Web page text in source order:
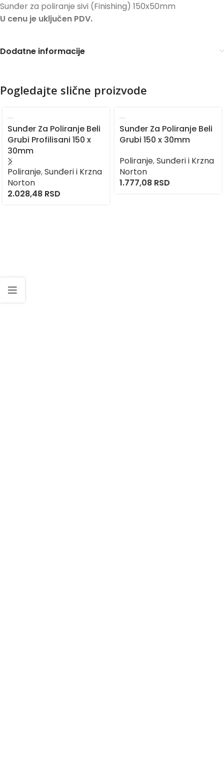
Sunđer za poliranje sivi (Finishing) 150x50mm
U cenu je uključen PDV.
Dodatne informacije
Pogledajte slične proizvode
Sunđer Za Poliranje Beli
Grubi Profilisani 150 x
30mm
Poliranje,Sunđeri i Krzna
Norton
2.028,48 RSD
Sunđer Za Poliranje Beli
Grubi 150 x 30mm
Poliranje,Sunđeri i Krzna
Norton
1.777,08 RSD